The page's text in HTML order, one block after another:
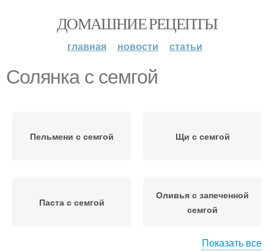
ДОМАШНИЕ РЕЦЕПТЫ
главная новости статьи
Солянка с семгой
Пельмени с семгой Щи с семгой
Паста с семгой
Оливья с запеченной
семгой
Показать все